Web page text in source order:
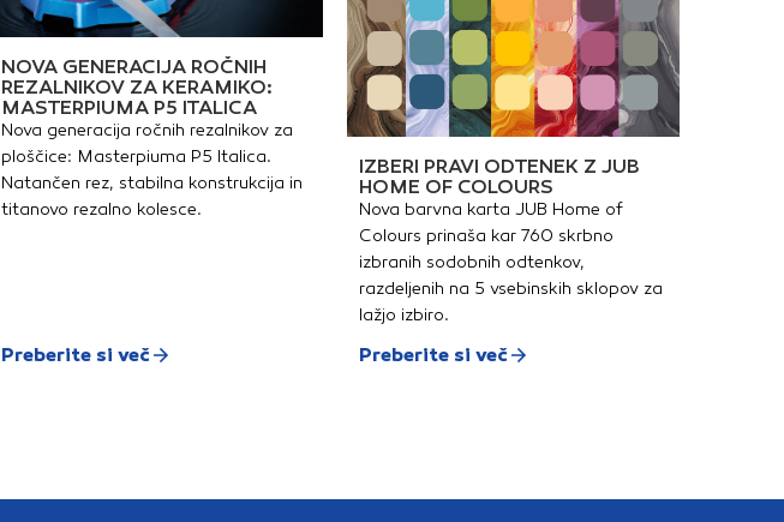
NOVA GENERACIJA ROČNIH
REZALNIKOV ZA KERAMIKO:
MASTERPIUMA P5 ITALICA
Nova generacija ročnih rezalnikov za
ploščice: Masterpiuma P5 Italica.
Natančen rez, stabilna konstrukcija in
titanovo rezalno kolesce.
Preberite si več
IZBERI PRAVI ODTENEK Z JUB
HOME OF COLOURS
Nova barvna karta JUB Home of
Colours prinaša kar 760 skrbno
izbranih sodobnih odtenkov,
razdeljenih na 5 vsebinskih sklopov za
lažjo izbiro.
Preberite si več